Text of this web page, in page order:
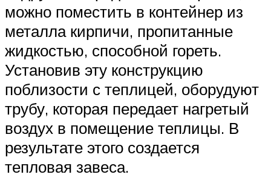
можно поместить в контейнер из
металла кирпичи, пропитанные
жидкостью, способной гореть.
Установив эту конструкцию
поблизости с теплицей, оборудуют
трубу, которая передает нагретый
воздух в помещение теплицы. В
результате этого создается
тепловая завеса.